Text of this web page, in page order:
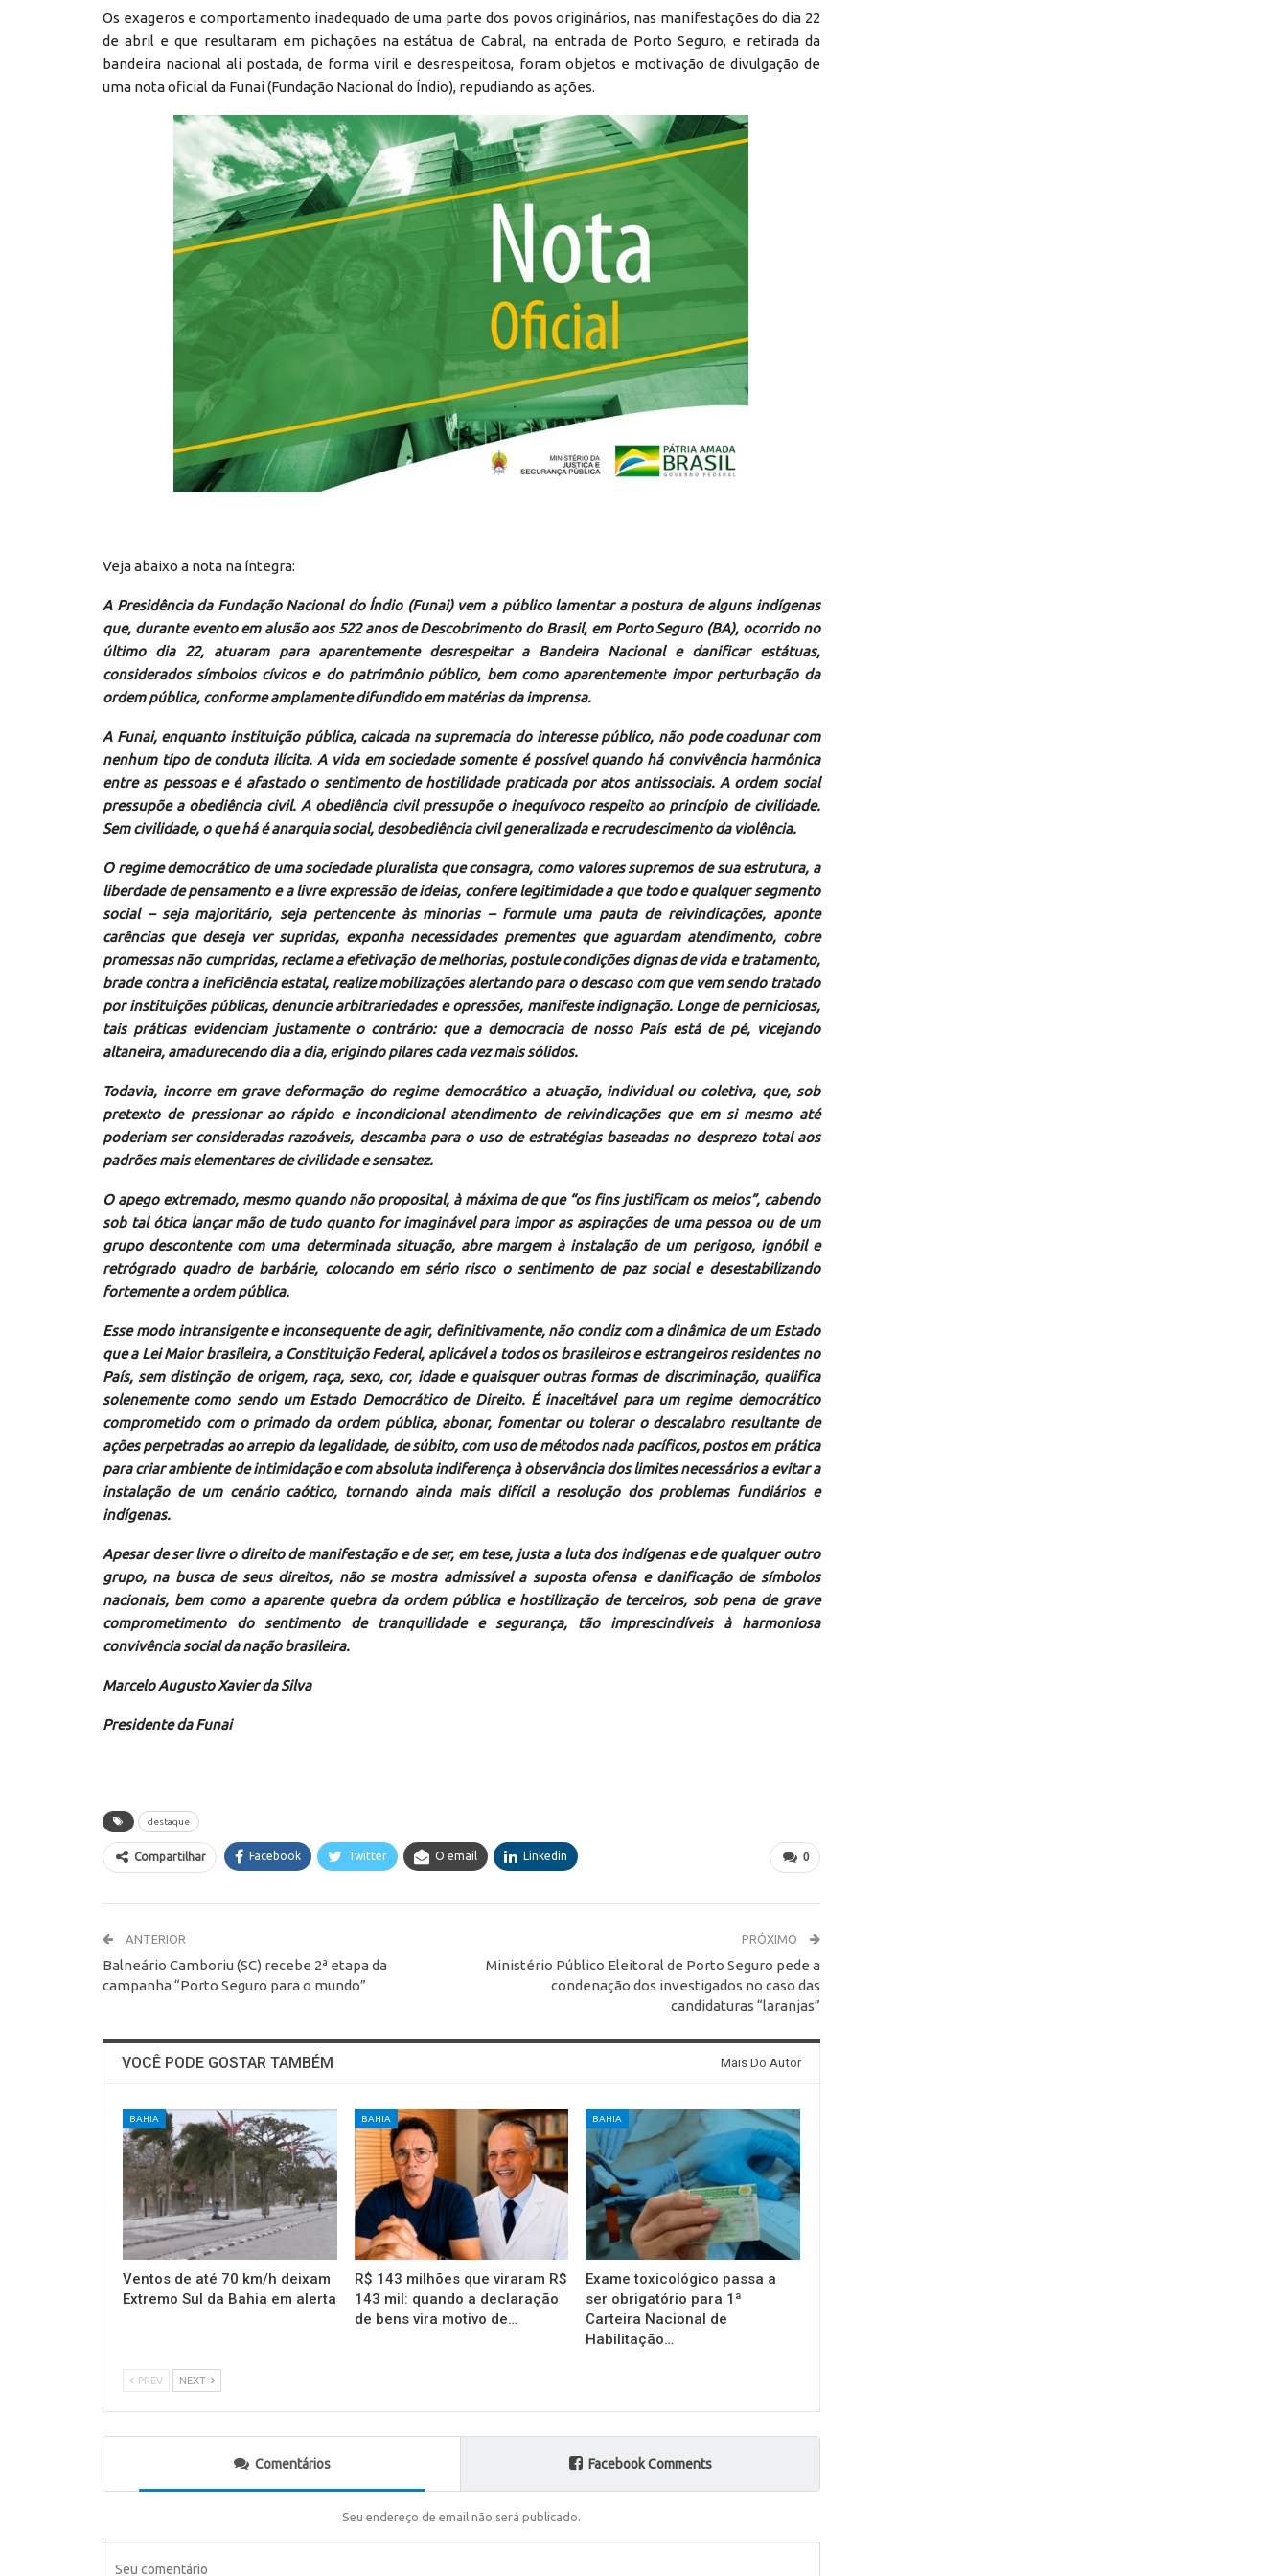
Os exageros e comportamento inadequado de uma parte dos povos originários, nas manifestações do dia 22
de abril e que resultaram em pichações na estátua de Cabral, na entrada de Porto Seguro, e retirada da
bandeira nacional ali postada, de forma viril e desrespeitosa, foram objetos e motivação de divulgação de
uma nota oficial da Funai (Fundação Nacional do Índio), repudiando as ações.
Veja abaixo a nota na íntegra:
A Presidência da Fundação Nacional do Índio (Funai) vem a público lamentar a postura de alguns indígenas
que, durante evento em alusão aos 522 anos de Descobrimento do Brasil, em Porto Seguro (BA), ocorrido no
último dia 22, atuaram para aparentemente desrespeitar a Bandeira Nacional e danificar estátuas,
considerados símbolos cívicos e do patrimônio público, bem como aparentemente impor perturbação da
ordem pública, conforme amplamente difundido em matérias da imprensa.
A Funai, enquanto instituição pública, calcada na supremacia do interesse público, não pode coadunar com
nenhum tipo de conduta ilícita. A vida em sociedade somente é possível quando há convivência harmônica
entre as pessoas e é afastado o sentimento de hostilidade praticada por atos antissociais. A ordem social
pressupõe a obediência civil. A obediência civil pressupõe o inequívoco respeito ao princípio de civilidade.
Sem civilidade, o que há é anarquia social, desobediência civil generalizada e recrudescimento da violência.
O regime democrático de uma sociedade pluralista que consagra, como valores supremos de sua estrutura, a
liberdade de pensamento e a livre expressão de ideias, confere legitimidade a que todo e qualquer segmento
social – seja majoritário, seja pertencente às minorias – formule uma pauta de reivindicações, aponte
carências que deseja ver supridas, exponha necessidades prementes que aguardam atendimento, cobre
promessas não cumpridas, reclame a efetivação de melhorias, postule condições dignas de vida e tratamento,
brade contra a ineficiência estatal, realize mobilizações alertando para o descaso com que vem sendo tratado
por instituições públicas, denuncie arbitrariedades e opressões, manifeste indignação. Longe de perniciosas,
tais práticas evidenciam justamente o contrário: que a democracia de nosso País está de pé, vicejando
altaneira, amadurecendo dia a dia, erigindo pilares cada vez mais sólidos.
Todavia, incorre em grave deformação do regime democrático a atuação, individual ou coletiva, que, sob
pretexto de pressionar ao rápido e incondicional atendimento de reivindicações que em si mesmo até
poderiam ser consideradas razoáveis, descamba para o uso de estratégias baseadas no desprezo total aos
padrões mais elementares de civilidade e sensatez.
O apego extremado, mesmo quando não proposital, à máxima de que “os fins justificam os meios”, cabendo
sob tal ótica lançar mão de tudo quanto for imaginável para impor as aspirações de uma pessoa ou de um
grupo descontente com uma determinada situação, abre margem à instalação de um perigoso, ignóbil e
retrógrado quadro de barbárie, colocando em sério risco o sentimento de paz social e desestabilizando
fortemente a ordem pública.
Esse modo intransigente e inconsequente de agir, definitivamente, não condiz com a dinâmica de um Estado
que a Lei Maior brasileira, a Constituição Federal, aplicável a todos os brasileiros e estrangeiros residentes no
País, sem distinção de origem, raça, sexo, cor, idade e quaisquer outras formas de discriminação, qualifica
solenemente como sendo um Estado Democrático de Direito. É inaceitável para um regime democrático
comprometido com o primado da ordem pública, abonar, fomentar ou tolerar o descalabro resultante de
ações perpetradas ao arrepio da legalidade, de súbito, com uso de métodos nada pacíficos, postos em prática
para criar ambiente de intimidação e com absoluta indiferença à observância dos limites necessários a evitar a
instalação de um cenário caótico, tornando ainda mais difícil a resolução dos problemas fundiários e
indígenas.
Apesar de ser livre o direito de manifestação e de ser, em tese, justa a luta dos indígenas e de qualquer outro
grupo, na busca de seus direitos, não se mostra admissível a suposta ofensa e danificação de símbolos
nacionais, bem como a aparente quebra da ordem pública e hostilização de terceiros, sob pena de grave
comprometimento do sentimento de tranquilidade e segurança, tão imprescindíveis à harmoniosa
convivência social da nação brasileira.
Marcelo Augusto Xavier da Silva
Presidente da Funai
destaque
0
Compartilhar Facebook Twitter O email Linkedin
ANTERIOR
Balneário Camboriu (SC) recebe 2ª etapa da
campanha “Porto Seguro para o mundo”
PRÓXIMO
Ministério Público Eleitoral de Porto Seguro pede a
condenação dos investigados no caso das
candidaturas “laranjas”
VOCÊ PODE GOSTAR TAMBÉM Mais Do Autor
BAHIA
Ventos de até 70 km/h deixam
Extremo Sul da Bahia em alerta
BAHIA
R$ 143 milhões que viraram R$
143 mil: quando a declaração
de bens vira motivo de…
BAHIA
Exame toxicológico passa a
ser obrigatório para 1ª
Carteira Nacional de
Habilitação…
PREV NEXT
Comentários Facebook Comments
Seu endereço de email não será publicado.